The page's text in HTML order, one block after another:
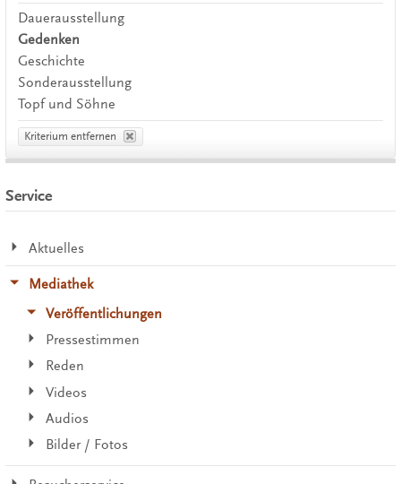
Dauerausstellung
Gedenken
Geschichte
Sonderausstellung
Topf und Söhne
Kriterium entfernen
Service
Aktuelles
Mediathek
Veröffentlichungen
Pressestimmen
Reden
Videos
Audios
Bilder / Fotos